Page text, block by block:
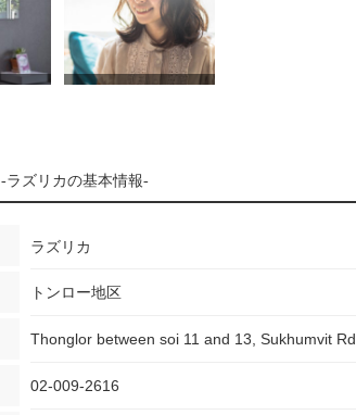
-ラズリカの基本情報-
ラズリカ
トンロー地区
Thonglor between soi 11 and 13, Sukhumvit Rd.
02-009-2616